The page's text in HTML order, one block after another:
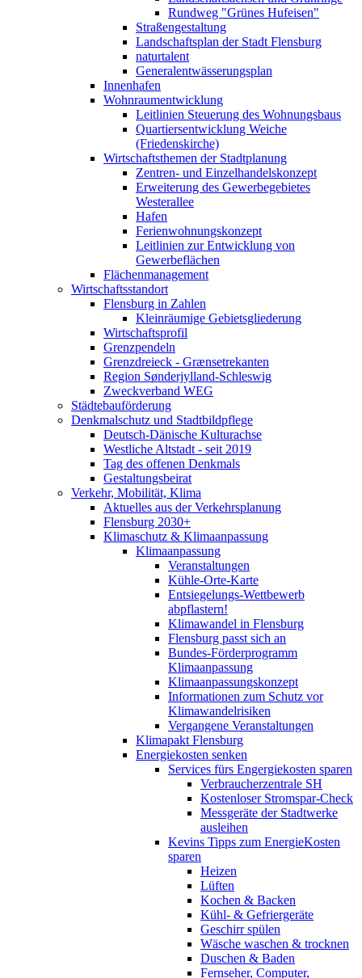
Rundweg "Grünes Hufeisen"
Straßengestaltung
Landschaftsplan der Stadt Flensburg
naturtalent
Generalentwässerungsplan
Innenhafen
Wohnraumentwicklung
Leitlinien Steuerung des Wohnungsbaus
Quartiersentwicklung Weiche
(Friedenskirche)
Wirtschaftsthemen der Stadtplanung
Zentren- und Einzelhandelskonzept
Erweiterung des Gewerbegebietes
Westerallee
Hafen
Ferienwohnungskonzept
Leitlinien zur Entwicklung von
Gewerbeflächen
Flächenmanagement
Wirtschaftsstandort
Flensburg in Zahlen
Kleinräumige Gebietsgliederung
Wirtschaftsprofil
Grenzpendeln
Grenzdreieck - Grænsetrekanten
Region Sønderjylland-Schleswig
Zweckverband WEG
Städtebauförderung
Denkmalschutz und Stadtbildpflege
Deutsch-Dänische Kulturachse
Westliche Altstadt - seit 2019
Tag des offenen Denkmals
Gestaltungsbeirat
Verkehr, Mobilität, Klima
Aktuelles aus der Verkehrsplanung
Flensburg 2030+
Klimaschutz & Klimaanpassung
Klimaanpassung
Veranstaltungen
Kühle-Orte-Karte
Entsiegelungs-Wettbewerb
abpflastern!
Klimawandel in Flensburg
Flensburg passt sich an
Bundes-Förderprogramm
Klimaanpassung
Klimaanpassungskonzept
Informationen zum Schutz vor
Klimawandelrisiken
Vergangene Veranstaltungen
Klimapakt Flensburg
Energiekosten senken
Services fürs Engergiekosten sparen
Verbraucherzentrale SH
Kostenloser Stromspar-Check
Messgeräte der Stadtwerke
ausleihen
Kevins Tipps zum EnergieKosten
sparen
Heizen
Lüften
Kochen & Backen
Kühl- & Gefriergeräte
Geschirr spülen
Wäsche waschen & trocknen
Duschen & Baden
Fernseher, Computer,